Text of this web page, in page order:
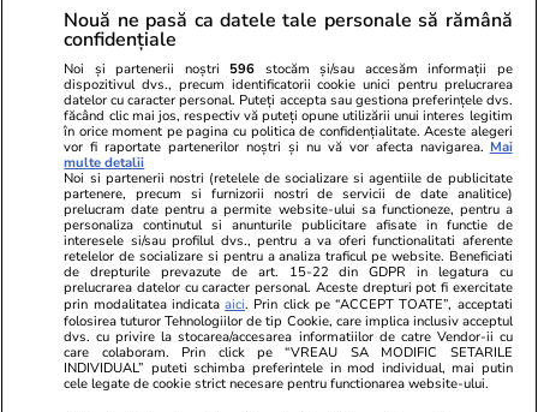
Mutarea prin care AUR, S.O.S. și
POT au făcut front comun în
opoziție împotriva legii care
permite Armatei să doboare
dronele neautorizate. CCR a
tranșat definitiv disputa
Politică 25 iul.
Cum a apărut Mirabela
Grădinaru la întâlnirea cu
președinta Indiei, Droupadi
Murmu, la Palatul Cotroceni.
Motivul pentru care a ales o
Nouă ne pasă ca datele tale personale să rămână
confidențiale
Noi și partenerii noștri 596 stocăm și/sau accesăm informații pe
dispozitivul dvs., precum identificatorii cookie unici pentru prelucrarea
datelor cu caracter personal. Puteți accepta sau gestiona preferințele dvs.
făcând clic mai jos, respectiv vă puteți opune utilizării unui interes legitim
în orice moment pe pagina cu politica de confidențialitate. Aceste alegeri
vor fi raportate partenerilor noștri și nu vă vor afecta navigarea. Mai
multe detalii
Noi si partenerii nostri (retelele de socializare si agentiile de publicitate
partenere, precum si furnizorii nostri de servicii de date analitice)
prelucram date pentru a permite website-ului sa functioneze, pentru a
personaliza continutul si anunturile publicitare afisate in functie de
interesele si/sau profilul dvs., pentru a va oferi functionalitati aferente
retelelor de socializare si pentru a analiza traficul pe website. Beneficiati
de drepturile prevazute de art. 15-22 din GDPR in legatura cu
prelucrarea datelor cu caracter personal. Aceste drepturi pot fi exercitate
prin modalitatea indicataaici. Prin click pe “ACCEPT TOATE”, acceptati
folosirea tuturor Tehnologiilor de tip Cookie, care implica inclusiv acceptul
dvs. cu privire la stocarea/accesarea informatiilor de catre Vendor-ii cu
care colaboram. Prin click pe “VREAU SA MODIFIC SETARILE
INDIVIDUAL” puteti schimba preferintele in mod individual, mai putin
cele legate de cookie strict necesare pentru functionarea website-ului.